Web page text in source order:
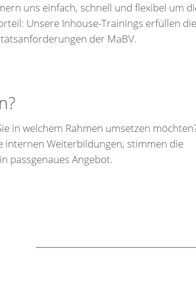
uns einfach, schnell und flexibel um
Unsere Inhouse-Trainings erfüllen die
der MaBV.
in welchem Rahmen umsetzen
internen Weiterbildungen, stimmen die
passgenaues Angebot.